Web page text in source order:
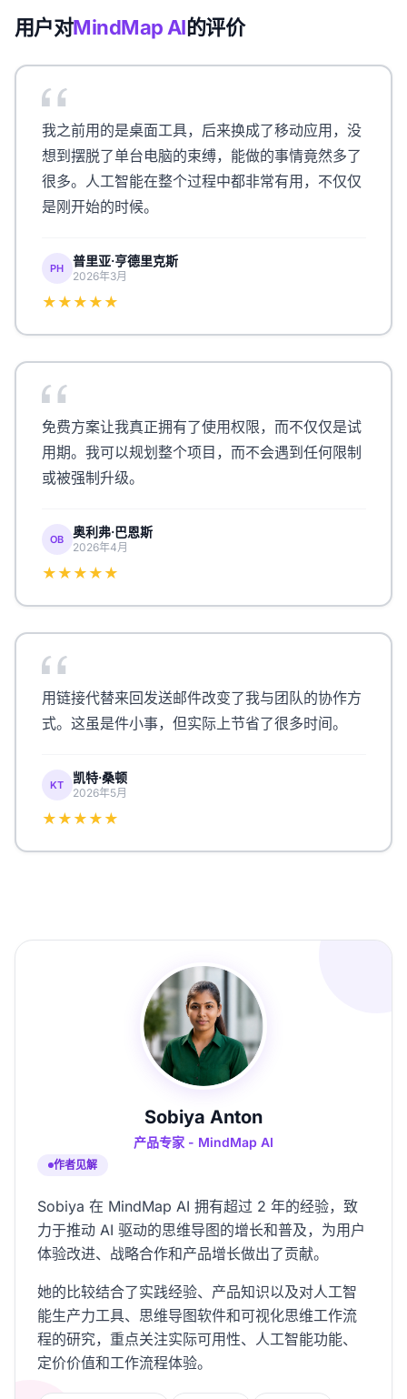
用户对MindMap AI的评价
我之前用的是桌面工具，后来换成了移动应用，没
想到摆脱了单台电脑的束缚，能做的事情竟然多了
很多。人工智能在整个过程中都非常有用，不仅仅
是刚开始的时候。
PH 普里亚·亨德里克斯
2026年3月
★★★★★
免费方案让我真正拥有了使用权限，而不仅仅是试
用期。我可以规划整个项目，而不会遇到任何限制
或被强制升级。
OB 奥利弗·巴恩斯
2026年4月
★★★★★
用链接代替来回发送邮件改变了我与团队的协作方
式。这虽是件小事，但实际上节省了很多时间。
KT 凯特·桑顿
2026年5月
★★★★★
Sobiya Anton
产品专家 - MindMap AI
作者见解
Sobiya 在 MindMap AI 拥有超过 2 年的经验，致
力于推动 AI 驱动的思维导图的增长和普及，为用户
体验改进、战略合作和产品增长做出了贡献。
她的比较结合了实践经验、产品知识以及对人工智
能生产力工具、思维导图软件和可视化思维工作流
程的研究，重点关注实际可用性、人工智能功能、
定价价值和工作流程体验。